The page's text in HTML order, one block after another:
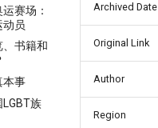
赛场：
动员
书籍和
本事
族
Archived Date
Original Link
Author
Region